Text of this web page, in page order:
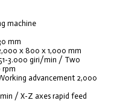
machine
mm
x 800 x 1,000 mm
3.000 giri/min / Two
rpm
advancement 2,000
/ X-Z axes rapid feed